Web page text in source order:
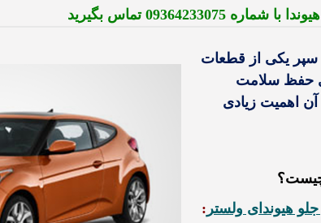
تماس بگیرید
سپر یکی از قطعات
حفظ سلامت
اهمیت زیادی
هیوندای ولستر :